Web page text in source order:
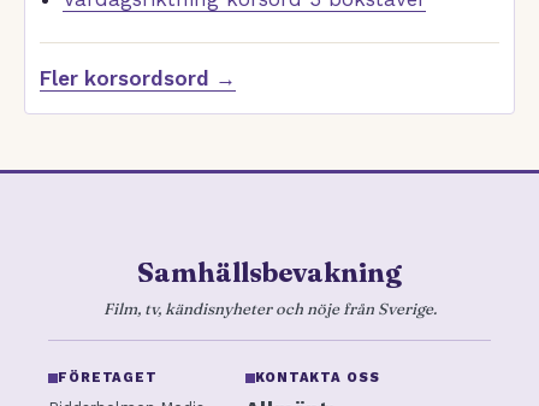
Fler korsordsord →
Samhällsbevakning
Film, tv, kändisnyheter och nöje från Sverige.
FÖRETAGET KONTAKTA OSS